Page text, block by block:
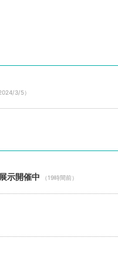
2024/3/5）
示開催中 （19時間前）